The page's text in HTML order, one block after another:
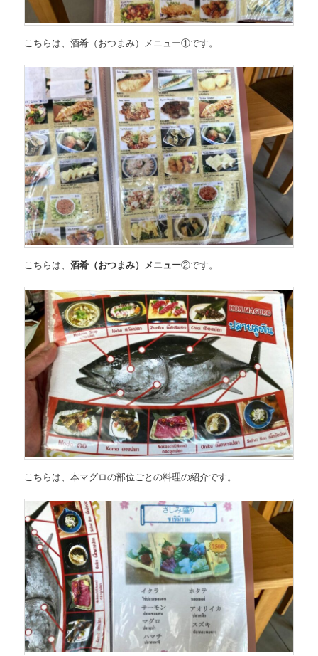
こちらは、酒肴（おつまみ）メニュー①です。
こちらは、酒肴（おつまみ）メニュー②です。
こちらは、本マグロの部位ごとの料理の紹介です。